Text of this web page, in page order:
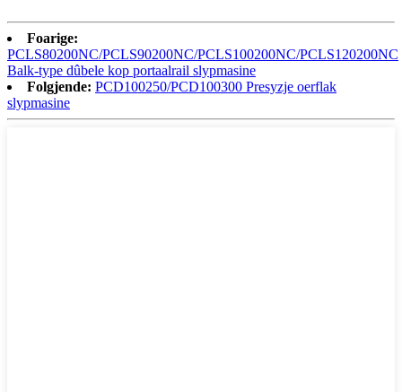
Foarige:
PCLS80200NC/PCLS90200NC/PCLS100200NC/PCLS120200NC
Balk-type dûbele kop portaalrail slypmasine
Folgjende: PCD100250/PCD100300 Presyzje oerflak
slypmasine